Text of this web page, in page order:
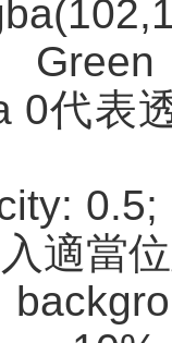
0代表
適當